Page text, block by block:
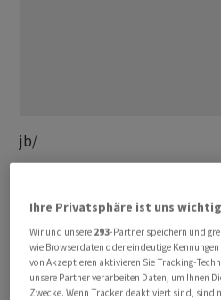
jb/
Ihre Privatsphäre ist uns wichtig
Wir und unsere 293-Partner speichern und
wie Browserdaten oder eindeutige
von Akzeptieren aktivieren Sie Tracking-
unsere Partner verarbeiten Daten, um Ihnen
Zwecke. Wenn Tracker deaktiviert sind, sind